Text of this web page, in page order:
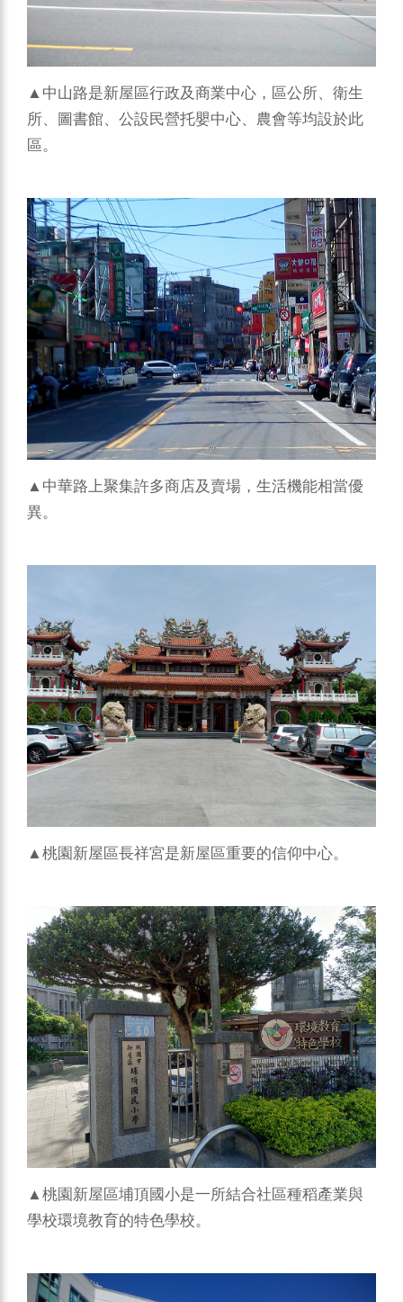
▲中山路是新屋區行政及商業中心，區公所、衛生
所、圖書館、公設民營托嬰中心、農會等均設於此
區。
▲中華路上聚集許多商店及賣場，生活機能相當優
異。
▲桃園新屋區長祥宮是新屋區重要的信仰中心。
▲桃園新屋區埔頂國小是一所結合社區種稻產業與
學校環境教育的特色學校。